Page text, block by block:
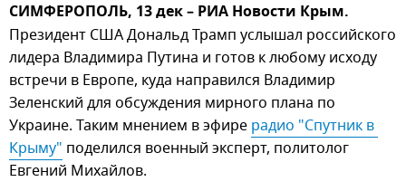
СИМФЕРОПОЛЬ, 13 дек – РИА Новости Крым.
Президент США Дональд Трамп услышал российского
лидера Владимира Путина и готов к любому исходу
встречи в Европе, куда направился Владимир
Зеленский для обсуждения мирного плана по
Украине. Таким мнением в эфире радио "Спутник в
Крыму" поделился военный эксперт, политолог
Евгений Михайлов.